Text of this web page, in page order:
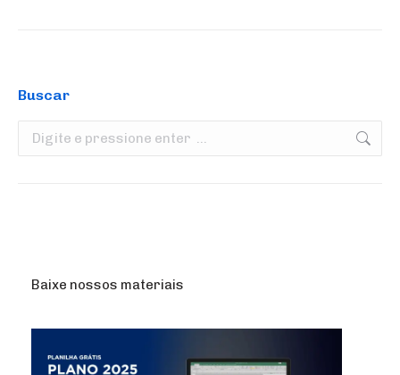
Buscar
Search:
Baixe nossos materiais